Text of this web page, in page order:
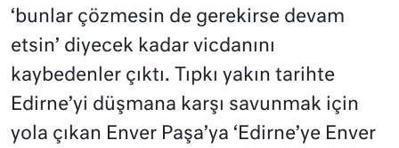
‘bunlar çözmesin de gerekirse devam
etsin’ diyecek kadar vicdanını
kaybedenler çıktı. Tıpkı yakın tarihte
Edirne’yi düşmana karşı savunmak için
yola çıkan Enver Paşa’ya ‘Edirne’ye Enver